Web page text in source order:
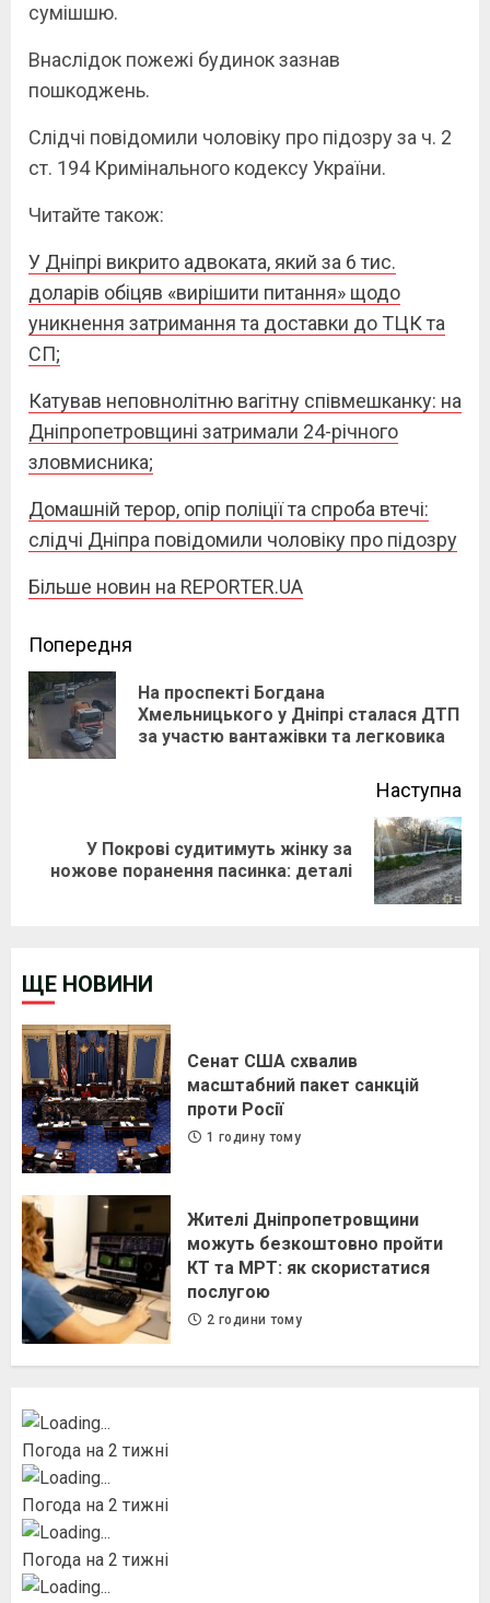
сумішшю.
Внаслідок пожежі будинок зазнав
пошкоджень.
Слідчі повідомили чоловіку про підозру за ч. 2
ст. 194 Кримінального кодексу України.
Читайте також:
У Дніпрі викрито адвоката, який за 6 тис.
доларів обіцяв «вирішити питання» щодо
уникнення затримання та доставки до ТЦК та
СП;
Катував неповнолітню вагітну співмешканку: на
Дніпропетровщині затримали 24-річного
зловмисника;
Домашній терор, опір поліції та спроба втечі:
слідчі Дніпра повідомили чоловіку про підозру
Більше новин на REPORTER.UA
Continue
Reading
Попередня
На проспекті Богдана
Хмельницького у Дніпрі сталася ДТП
за участю вантажівки та легковика
Наступна
post:
У Покрові судитимуть жінку за
ножове поранення пасинка: деталі
ЩЕ НОВИНИ
Сенат США схвалив
масштабний пакет санкцій
проти Росії
1 годину тому
Жителі Дніпропетровщини
можуть безкоштовно пройти
КТ та МРТ: як скористатися
послугою
2 години тому
Погода на 2 тижні
Погода на 2 тижні
Погода на 2 тижні